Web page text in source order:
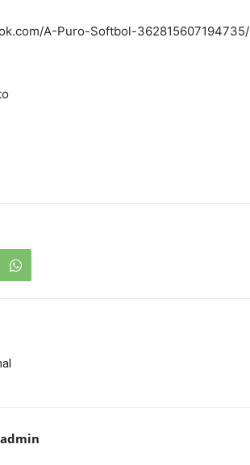
A-Puro-Softbol-362815607194735/
admin